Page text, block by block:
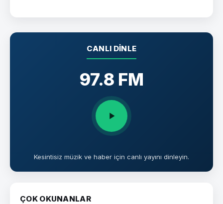
CANLI DINLE
97.8 FM
Kesintisiz müzik ve haber için canlı yayını dinleyin.
ÇOK OKUNANLAR